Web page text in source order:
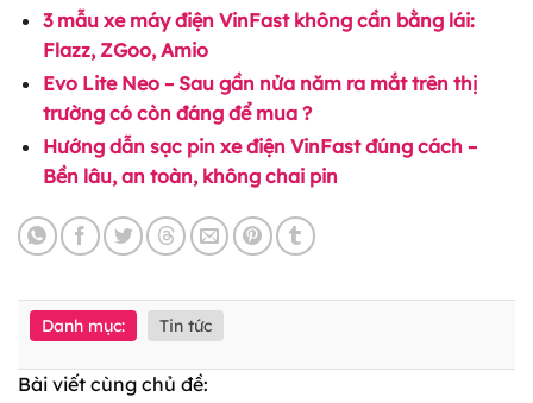
3 mẫu xe máy điện VinFast không cần bằng lái:
Flazz, ZGoo, Amio
Evo Lite Neo – Sau gần nửa năm ra mắt trên thị
trường có còn đáng để mua ?
Hướng dẫn sạc pin xe điện VinFast đúng cách –
Bền lâu, an toàn, không chai pin
Danh mục: Tin tức
Bài viết cùng chủ đề: